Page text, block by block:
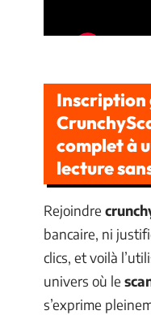
Inscription
complet à
lecture
Rejoindre
bancaire, ni
clics, et voilà
univers où le
s’exprime